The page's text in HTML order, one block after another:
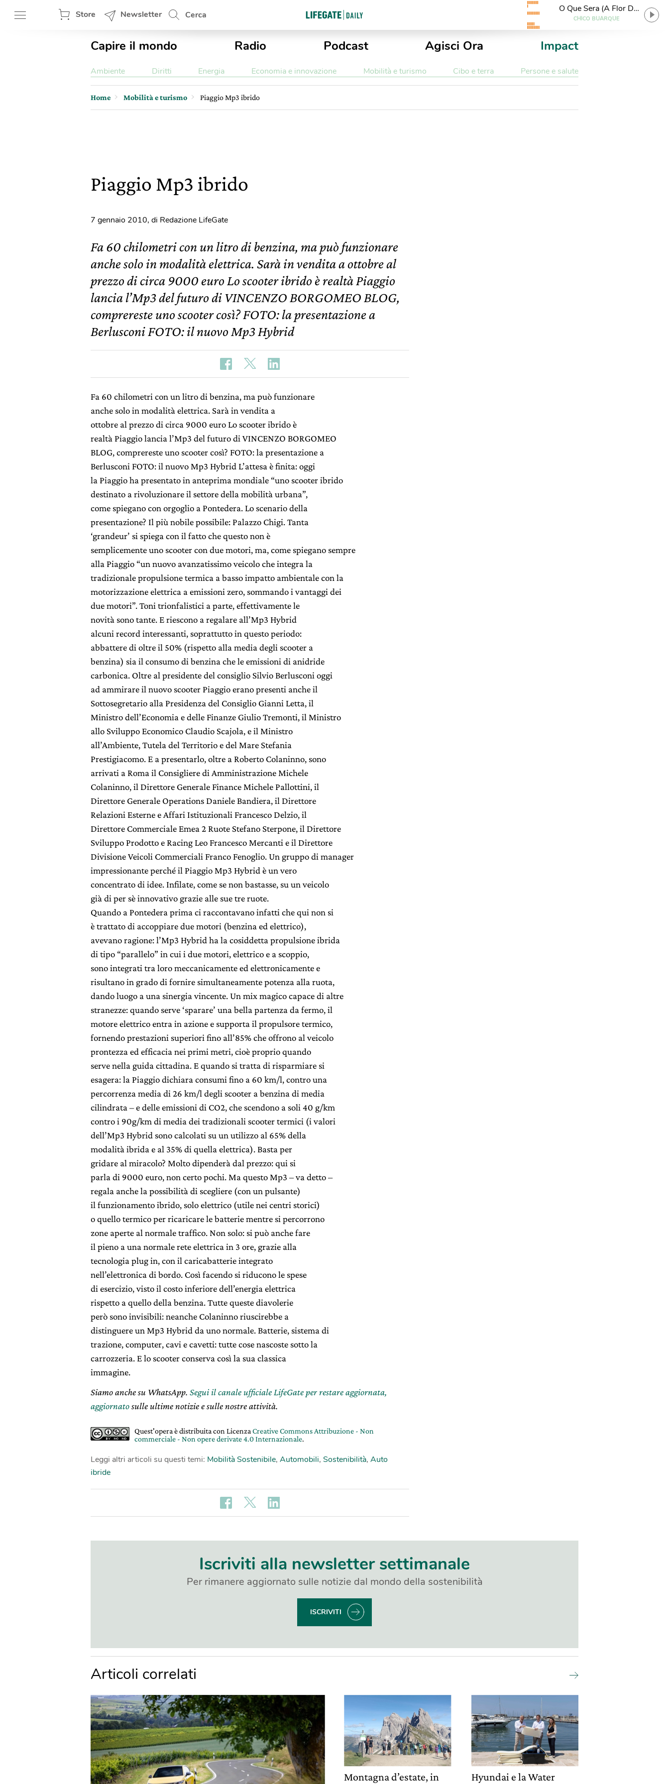
Store Newsletter Cerca
O Que Sera (A Flor Da
Terra)
CHICO BUARQUE
Capire il mondo Radio Podcast Agisci Ora Impact
Ambiente Diritti Energia Economia e innovazione Mobilità e turismo Cibo e terra Persone e salute
Home Mobilità e turismo Piaggio Mp3 ibrido
Piaggio Mp3 ibrido
7 gennaio 2010, di Redazione LifeGate
Fa 60 chilometri con un litro di benzina, ma può funzionare
anche solo in modalità elettrica. Sarà in vendita a ottobre al
prezzo di circa 9000 euro Lo scooter ibrido è realtà Piaggio
lancia l’Mp3 del futuro di VINCENZO BORGOMEO BLOG,
comprereste uno scooter così? FOTO: la presentazione a
Berlusconi FOTO: il nuovo Mp3 Hybrid
Fa 60 chilometri con un litro di benzina, ma può funzionare
anche solo in modalità elettrica. Sarà in vendita a
ottobre al prezzo di circa 9000 euro Lo scooter ibrido è
realtà Piaggio lancia l’Mp3 del futuro di VINCENZO BORGOMEO
BLOG, comprereste uno scooter così? FOTO: la presentazione a
Berlusconi FOTO: il nuovo Mp3 Hybrid L’attesa è finita: oggi
la Piaggio ha presentato in anteprima mondiale “uno scooter ibrido
destinato a rivoluzionare il settore della mobilità urbana”,
come spiegano con orgoglio a Pontedera. Lo scenario della
presentazione? Il più nobile possibile: Palazzo Chigi. Tanta
‘grandeur’ si spiega con il fatto che questo non è
semplicemente uno scooter con due motori, ma, come spiegano sempre
alla Piaggio “un nuovo avanzatissimo veicolo che integra la
tradizionale propulsione termica a basso impatto ambientale con la
motorizzazione elettrica a emissioni zero, sommando i vantaggi dei
due motori”. Toni trionfalistici a parte, effettivamente le
novità sono tante. E riescono a regalare all’Mp3 Hybrid
alcuni record interessanti, soprattutto in questo periodo:
abbattere di oltre il 50% (rispetto alla media degli scooter a
benzina) sia il consumo di benzina che le emissioni di anidride
carbonica. Oltre al presidente del consiglio Silvio Berlusconi oggi
ad ammirare il nuovo scooter Piaggio erano presenti anche il
Sottosegretario alla Presidenza del Consiglio Gianni Letta, il
Ministro dell’Economia e delle Finanze Giulio Tremonti, il Ministro
allo Sviluppo Economico Claudio Scajola, e il Ministro
all’Ambiente, Tutela del Territorio e del Mare Stefania
Prestigiacomo. E a presentarlo, oltre a Roberto Colaninno, sono
arrivati a Roma il Consigliere di Amministrazione Michele
Colaninno, il Direttore Generale Finance Michele Pallottini, il
Direttore Generale Operations Daniele Bandiera, il Direttore
Relazioni Esterne e Affari Istituzionali Francesco Delzio, il
Direttore Commerciale Emea 2 Ruote Stefano Sterpone, il Direttore
Sviluppo Prodotto e Racing Leo Francesco Mercanti e il Direttore
Divisione Veicoli Commerciali Franco Fenoglio. Un gruppo di manager
impressionante perché il Piaggio Mp3 Hybrid è un vero
concentrato di idee. Infilate, come se non bastasse, su un veicolo
già di per sè innovativo grazie alle sue tre ruote.
Quando a Pontedera prima ci raccontavano infatti che qui non si
è trattato di accoppiare due motori (benzina ed elettrico),
avevano ragione: l’Mp3 Hybrid ha la cosiddetta propulsione ibrida
di tipo “parallelo” in cui i due motori, elettrico e a scoppio,
sono integrati tra loro meccanicamente ed elettronicamente e
risultano in grado di fornire simultaneamente potenza alla ruota,
dando luogo a una sinergia vincente. Un mix magico capace di altre
stranezze: quando serve ‘sparare’ una bella partenza da fermo, il
motore elettrico entra in azione e supporta il propulsore termico,
fornendo prestazioni superiori fino all’85% che offrono al veicolo
prontezza ed efficacia nei primi metri, cioè proprio quando
serve nella guida cittadina. E quando si tratta di risparmiare si
esagera: la Piaggio dichiara consumi fino a 60 km/l, contro una
percorrenza media di 26 km/l degli scooter a benzina di media
cilindrata – e delle emissioni di CO2, che scendono a soli 40 g/km
contro i 90g/km di media dei tradizionali scooter termici (i valori
dell’Mp3 Hybrid sono calcolati su un utilizzo al 65% della
modalità ibrida e al 35% di quella elettrica). Basta per
gridare al miracolo? Molto dipenderà dal prezzo: qui si
parla di 9000 euro, non certo pochi. Ma questo Mp3 – va detto –
regala anche la possibilità di scegliere (con un pulsante)
il funzionamento ibrido, solo elettrico (utile nei centri storici)
o quello termico per ricaricare le batterie mentre si percorrono
zone aperte al normale traffico. Non solo: si può anche fare
il pieno a una normale rete elettrica in 3 ore, grazie alla
tecnologia plug in, con il caricabatterie integrato
nell’elettronica di bordo. Così facendo si riducono le spese
di esercizio, visto il costo inferiore dell’energia elettrica
rispetto a quello della benzina. Tutte queste diavolerie
però sono invisibili: neanche Colaninno riuscirebbe a
distinguere un Mp3 Hybrid da uno normale. Batterie, sistema di
trazione, computer, cavi e cavetti: tutte cose nascoste sotto la
carrozzeria. E lo scooter conserva così la sua classica
immagine.
Siamo anche su WhatsApp. Segui il canale ufficiale LifeGate per restare aggiornata,
aggiornatosulle ultime notizie e sulle nostre attività.
Quest'opera è distribuita con Licenza Creative Commons Attribuzione - Non
commerciale - Non opere derivate 4.0 Internazionale.
Leggi altri articoli su questi temi: Mobilità Sostenibile, Automobili, Sostenibilità, Auto
ibride
Iscriviti alla newsletter settimanale
Per rimanere aggiornato sulle notizie dal mondo della sostenibilità
ISCRIVITI
Articoli correlati
Montagna d’estate, in
Hyundai e la Water